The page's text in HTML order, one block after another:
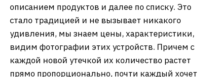
описанием продуктов и далее по списку. Это
стало традицией и не вызывает никакого
удивления, мы знаем цены, характеристики,
видим фотографии этих устройств. Причем с
каждой новой утечкой их количество растет
прямо пропорционально, почти каждый хочет